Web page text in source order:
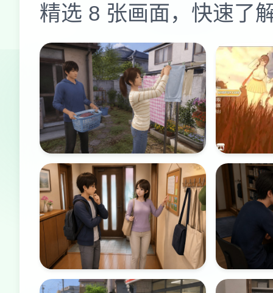
精选 8 张画面，快速了